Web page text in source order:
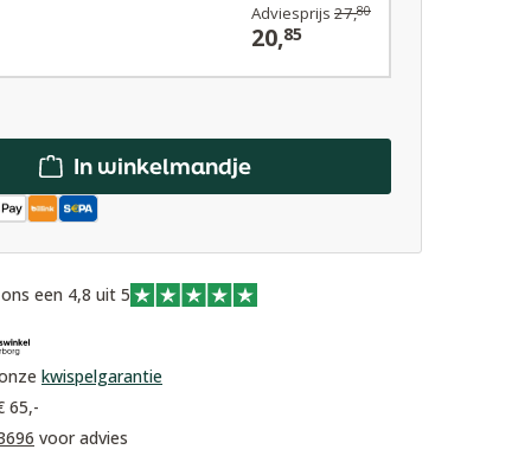
Adviesprijs 27,80
20,85
In winkelmandje
een 4,8 uit 5
kwispelgarantie
65,-
voor advies